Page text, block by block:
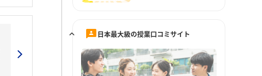
日本最大級の授業口コミサイト